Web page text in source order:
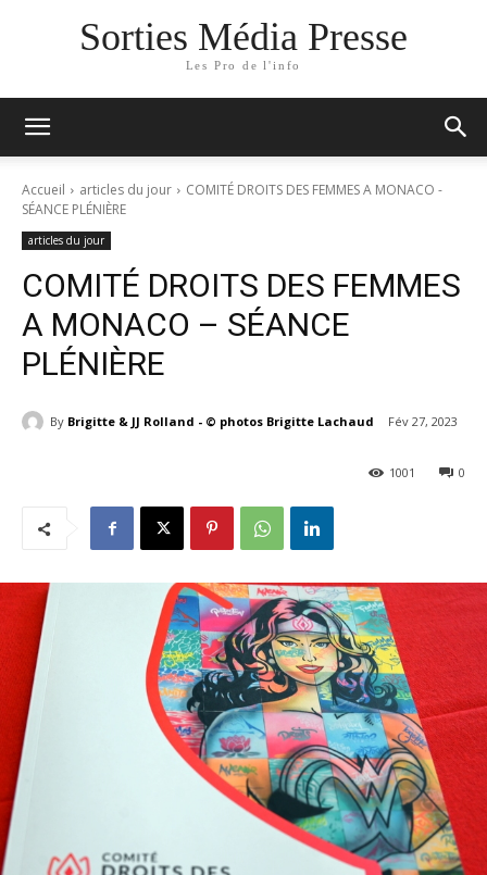
Sorties Média Presse
Les Pro de l'info
Accueil articles du jour
COMITÉ DROITS DES FEMMES A MONACO -
SÉANCE PLÉNIÈRE
articles du jour
COMITÉ DROITS DES FEMMES
A MONACO – SÉANCE
PLÉNIÈRE
By Brigitte & JJ Rolland - © photos Brigitte Lachaud Fév 27, 2023
0
1001